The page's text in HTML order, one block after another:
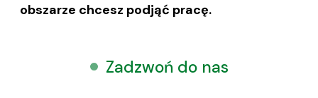
obszarze chcesz podjąć pracę.
Zadzwoń do nas